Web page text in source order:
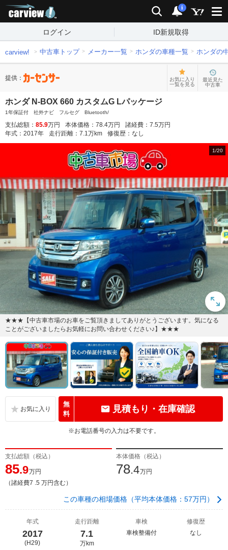
検索 通知
i
ログイン ID新規取得
carview! 中古車トップ メーカー一覧 ホンダの車種一覧 ホンダの
提供：
お気に入り
一覧を見る
最近見た
中古車
ホンダ N-BOX 660 カスタムG Lパッケージ
1年保証付 社外ナビ フルセグ Bluetooth/
支払総額： 85.9万円 本体価格： 78.4万円 諸経費： 7.5万円
年式： 2017年 走行距離： 7.1万km 修復歴： なし
1/20
★★★【中古車市場のお車をご覧頂きましてありがとうございます。気になる
ことがございましたらお気軽にお問い合わせください♪】★★★
無
料
見積もり・在庫確認
※お電話番号の入力は不要です。
支払総額（税込）
85.9万円
（諸経費7 .5 万円含む）
本体価格（税込）
78.4万円
この車種の相場価格（平均本体価格：57万円）
年式
2017
(H29)
走行距離
7.1
万km
車検
車検整備付
修復歴
なし